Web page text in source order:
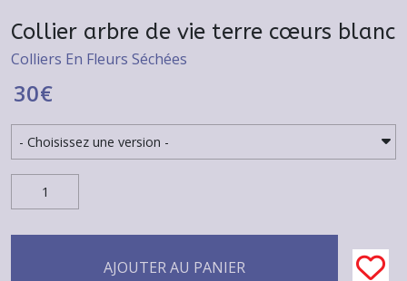
Collier arbre de vie terre cœurs blanc
Colliers En Fleurs Séchées
30€
AJOUTER AU PANIER